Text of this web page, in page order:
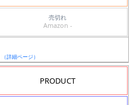
売切れ
Amazon -
（詳細ページ）
PRODUCT